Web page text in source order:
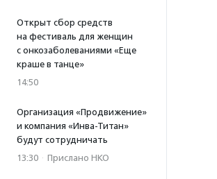
Открыт сбор средств
на фестиваль для женщин
с онкозаболеваниями «Еще
краше в танце»
14:50
Организация «Продвижение»
и компания «Инва-Титан»
будут сотрудничать
13:30 · Прислано НКО